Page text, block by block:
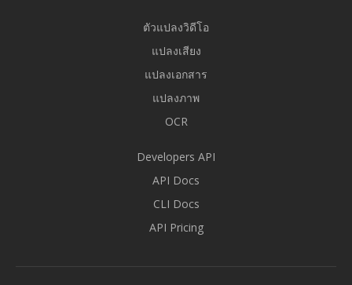
ตัวแปลงวิดีโอ
แปลงเสียง
แปลงเอกสาร
แปลงภาพ
OCR
Developers API
API Docs
CLI Docs
API Pricing